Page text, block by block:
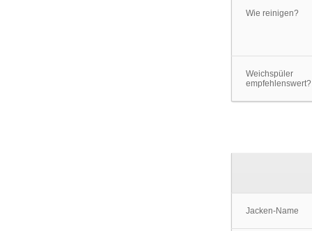
Wie reinigen?
Weichspüler
empfehlenswert?
Jacken-Name